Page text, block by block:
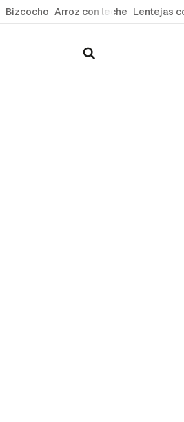
Bizcocho Arroz con leche Lentejas